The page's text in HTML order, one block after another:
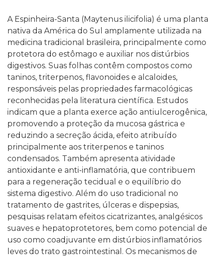
A Espinheira-Santa (Maytenus ilicifolia) é uma planta
nativa da América do Sul amplamente utilizada na
medicina tradicional brasileira, principalmente como
protetora do estômago e auxiliar nos distúrbios
digestivos. Suas folhas contêm compostos como
taninos, triterpenos, flavonoides e alcaloides,
responsáveis pelas propriedades farmacológicas
reconhecidas pela literatura científica. Estudos
indicam que a planta exerce ação antiulcerogênica,
promovendo a proteção da mucosa gástrica e
reduzindo a secreção ácida, efeito atribuído
principalmente aos triterpenos e taninos
condensados. Também apresenta atividade
antioxidante e anti-inflamatória, que contribuem
para a regeneração tecidual e o equilíbrio do
sistema digestivo. Além do uso tradicional no
tratamento de gastrites, úlceras e dispepsias,
pesquisas relatam efeitos cicatrizantes, analgésicos
suaves e hepatoprotetores, bem como potencial de
uso como coadjuvante em distúrbios inflamatórios
leves do trato gastrointestinal. Os mecanismos de